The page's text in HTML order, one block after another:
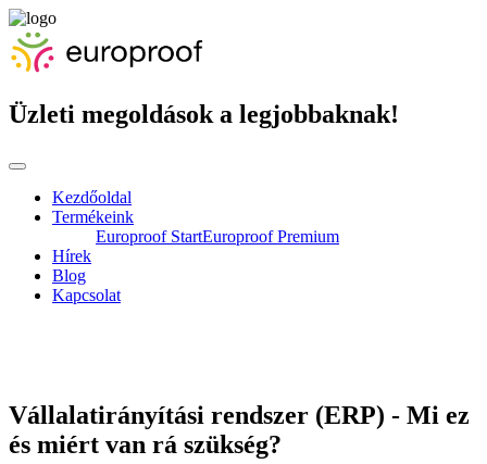
Üzleti megoldások a legjobbaknak!
Kezdőoldal
Termékeink
Europroof StartEuroproof Premium
Hírek
Blog
Kapcsolat
Vállalatirányítási rendszer (ERP) - Mi ez
és miért van rá szükség?